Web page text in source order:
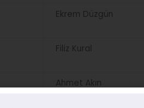
Ekrem Düzgün
Filiz Kural
Ahmet Akın